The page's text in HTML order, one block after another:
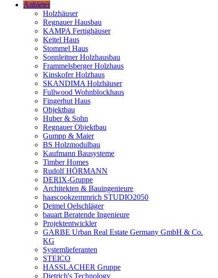
Anbieter
Holzhäuser
Regnauer Hausbau
KAMPA Fertighäuser
Keitel Haus
Stommel Haus
Sonnleitner Holzhausbau
Frammelsberger Holzhaus
Kinskofer Holzhaus
SKANDIMA Holzhäuser
Fullwood Wohnblockhaus
Fingerhut Haus
Objektbau
Huber & Sohn
Regnauer Objektbau
Gumpp & Maier
BS Holzmodulbau
Kaufmann Bausysteme
Timber Homes
Rudolf HÖRMANN
DERIX-Gruppe
Architekten & Bauingenieure
haascookzemmrich STUDIO2050
Deimel Oelschläger
bauart Beratende Ingenieure
Projektentwickler
GARBE Urban Real Estate Germany GmbH & Co.
KG
Systemlieferanten
STEICO
HASSLACHER Gruppe
Dietrich's Technology